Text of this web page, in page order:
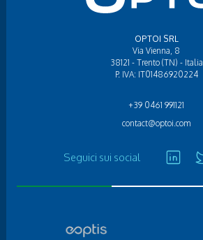
OPTOI SRL
Via Vienna, 8
38121 - Trento (TN) - Italia
P. IVA: IT01486920224
+39 0461 991121
contact@optoi.com
Seguici sui social